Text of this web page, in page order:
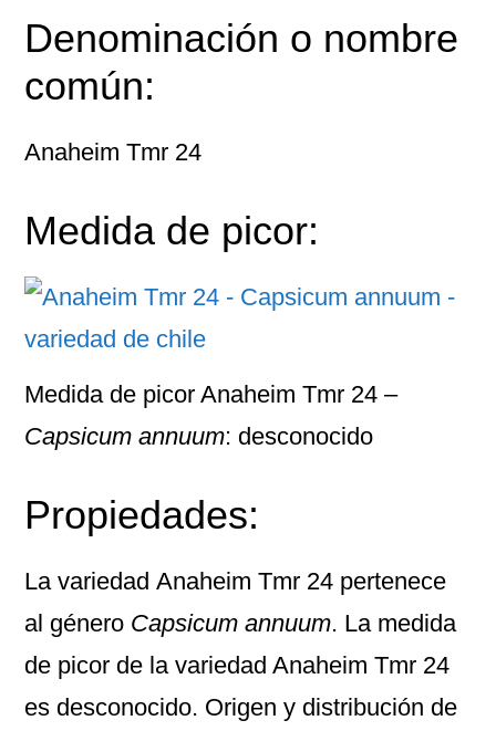
Denominación o nombre
común:
Anaheim Tmr 24
Medida de picor:
Medida de picor Anaheim Tmr 24 –
Capsicum annuum: desconocido
Propiedades:
La variedadAnaheim Tmr 24 pertenece
al género Capsicum annuum. La medida
de picor de la variedad Anaheim Tmr 24
es desconocido. Origen y distribución de